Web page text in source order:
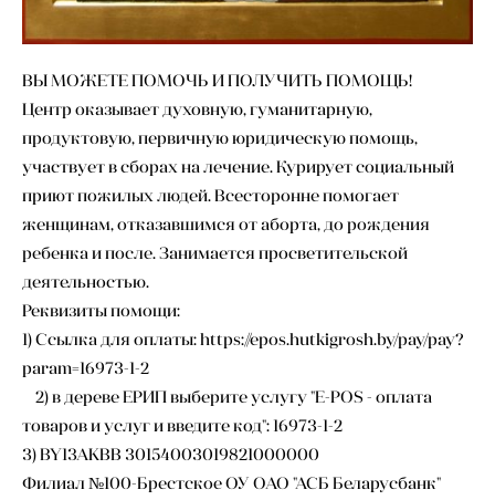
ВЫ МОЖЕТЕ ПОМОЧЬ И ПОЛУЧИТЬ ПОМОЩЬ!
Центр оказывает духовную, гуманитарную,
продуктовую, первичную юридическую помощь,
участвует в сборах на лечение. Курирует социальный
приют пожилых людей. Всесторонне помогает
женщинам, отказавшимся от аборта, до рождения
ребенка и после. Занимается просветительской
деятельностью.
Реквизиты помощи:
1) Ссылка для оплаты: https://epos.hutkigrosh.by/pay/pay?
param=16973-1-2
2) в дереве ЕРИП выберите услугу "E-POS - оплата
товаров и услуг и введите код": 16973-1-2
3) BY13AKBB 30154003019821000000
Филиал №100-Брестское ОУ ОАО "АСБ Беларусбанк"